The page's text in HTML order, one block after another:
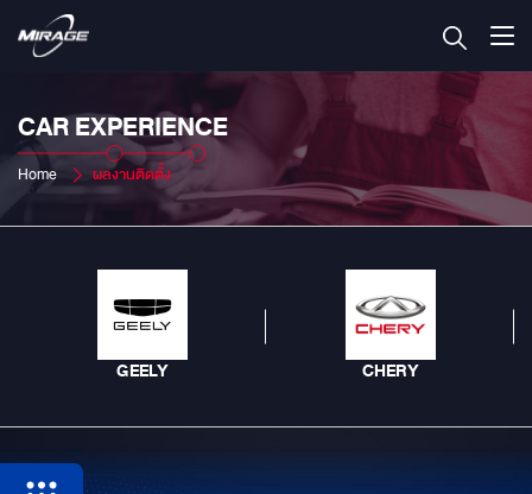
CAR EXPERIENCE
Home ผลงานติดตั้ง
GEELY CHERY